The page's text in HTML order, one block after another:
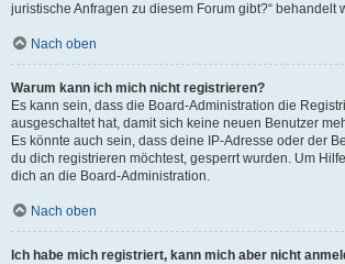
juristische Anfragen zu diesem Forum gibt?“ behandelt
Nach oben
Warum kann ich mich nicht registrieren?
Es kann sein, dass die Board-Administration die
ausgeschaltet hat, damit sich keine neuen Benutzer
Es könnte auch sein, dass deine IP-Adresse oder der
du dich registrieren möchtest, gesperrt wurden. Um
dich an die Board-Administration.
Nach oben
Ich habe mich registriert, kann mich aber nicht